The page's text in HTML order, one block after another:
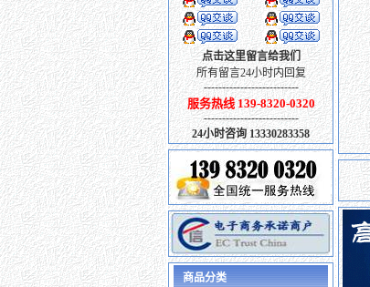
点击这里留言给我们
所有留言24小时内回复
--------------------------
服务热线 139-8320-0320
--------------------------
24小时咨询 13330283358
商品分类